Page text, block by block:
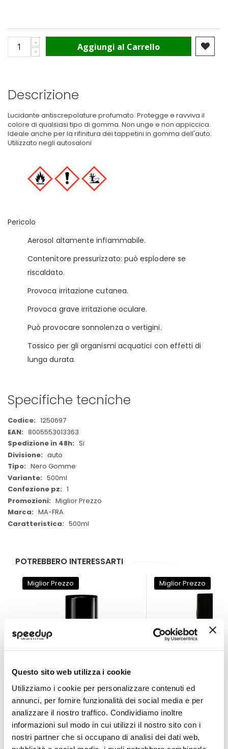
Questo sito web utilizza i cookie
Utilizziamo i cookie per personalizzare contenuti ed
annunci, per fornire funzionalità dei social media e per
analizzare il nostro traffico. Condividiamo inoltre
informazioni sul modo in cui utilizzi il nostro sito con i
nostri partner che si occupano di analisi dei dati web,
Aggiungi al Carrello
Descrizione
Lucidante antiscrepolature profumato. Protegge e ravviva il
colore di qualsiasi tipo di gomma. Non unge e non appiccica.
Ideale anche per la rifinitura dei tappetini in gomma dell'auto.
Utilizzato negli autosaloni
Pericolo
Aerosol altamente infiammabile.
Contenitore pressurizzato: può esplodere se
riscaldato.
Provoca irritazione cutanea.
Provoca grave irritazione oculare.
Può provocare sonnolenza o vertigini.
Tossico per gli organismi acquatici con effetti di
lunga durata.
Specifiche tecniche
Maggiori
Informazioni
1250697
8005553013363
Si
auto
Nero Gomme
500ml
1
Miglior Prezzo
MA-FRA
500ml
POTREBBERO INTERESSARTI
Miglior Prezzo
MA-FRA
Miglior Prezzo
MA-FRA